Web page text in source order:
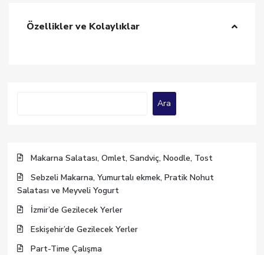
Özellikler ve Kolaylıklar
Ara
Makarna Salatası, Omlet, Sandviç, Noodle, Tost
Sebzeli Makarna, Yumurtalı ekmek, Pratik Nohut
Salatası ve Meyveli Yogurt
İzmir’de Gezilecek Yerler
Eskişehir’de Gezilecek Yerler
Part-Time Çalışma